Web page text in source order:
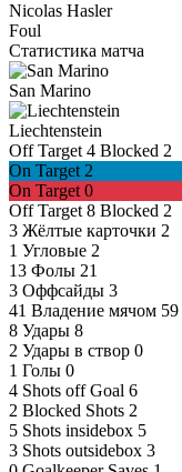
Nicolas Hasler
Foul
Статистика матча
San Marino
Liechtenstein
Off Target 4 Blocked 2
On Target 2
On Target 0
Off Target 8 Blocked 2
3 Жёлтые карточки 2
1 Угловые 2
13 Фолы 21
3 Оффсайды 3
41 Владение мячом 59
8 Удары 8
2 Удары в створ 0
1 Голы 0
4 Shots off Goal 6
2 Blocked Shots 2
5 Shots insidebox 5
3 Shots outsidebox 3